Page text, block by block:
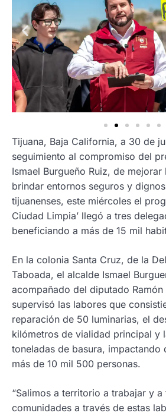
Tijuana, Baja California, a 30 de
seguimiento al compromiso del
Ismael Burgueño Ruiz, de
brindar entornos seguros y
tijuanenses, este miércoles el
Ciudad Limpia’ llegó a tres
beneficiando a más de 15 mil
En la colonia Santa Cruz, de la
Taboada, el alcalde Ismael
acompañado del diputado Ramón
supervisó las labores que
reparación de 50 luminarias, el
kilómetros de vialidad principal y
toneladas de basura, impactando
más de 10 mil 500 personas.
“Salimos a territorio a trabajar y
comunidades a través de estas